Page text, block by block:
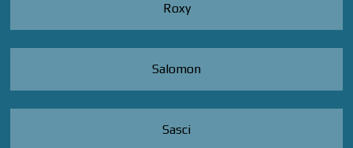
Roxy
Salomon
Sasci